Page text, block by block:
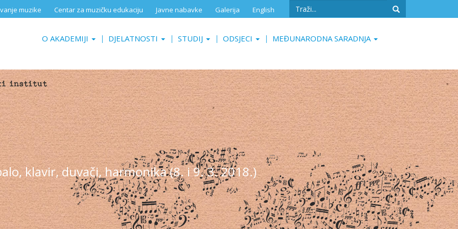
muzike Centar za muzičku edukaciju Javne nabavke Galerija English
Search
O AKADEMIJI DJELATNOSTI STUDIJ ODSJECI MEĐUNARODNA SARADNJA
klavir, duvači, harmonika (8. i 9. 3. 2018.)